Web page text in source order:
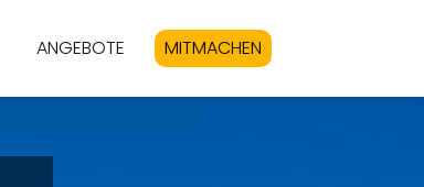
ANGEBOTE MITMACHEN